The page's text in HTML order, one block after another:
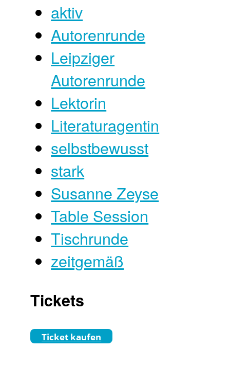
aktiv
Autorenrunde
Leipziger
Autorenrunde
Lektorin
Literaturagentin
selbstbewusst
stark
Susanne Zeyse
Table Session
Tischrunde
zeitgemäß
Tickets
Ticket kaufen